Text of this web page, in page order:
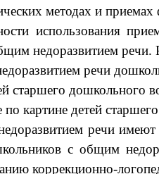
методах и
использования
недоразвитием
речи
старшего дошкольного
по картине детей
речи
с общим
коррекционно-